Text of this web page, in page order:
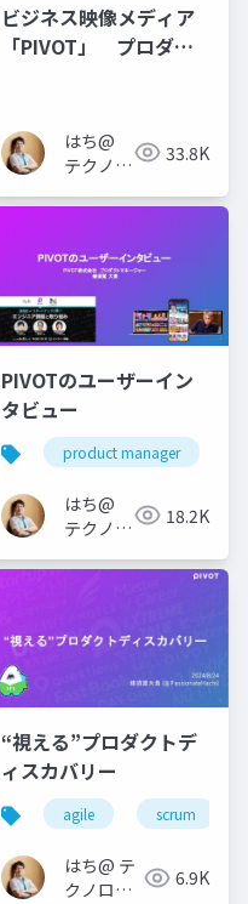
ビジネス映像メディア
「PIVOT」 プロダク
はち@
テクノロ
ィア
33.8K
project management
PIVOTのユーザーイン
タビュー
product manager
はち@
テクノロ
ィア
18.2K
qa jasst tokyo
“視える”プロダクトデ
ィスカバリー
agile scrum
はち@ テ
クノロジ
6.9K